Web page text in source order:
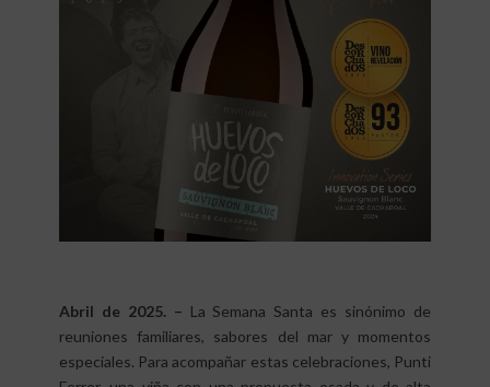
Abril de 2025. – La Semana Santa es sinónimo de
reuniones familiares, sabores del mar y momentos
especiales. Para acompañar estas celebraciones, Punti